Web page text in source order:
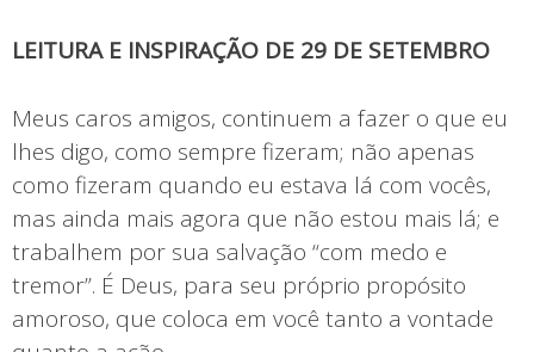
LEITURA E INSPIRAÇÃO DE 29 DE SETEMBRO
Meus caros amigos, continuem a fazer o que eu
lhes digo, como sempre fizeram; não apenas
como fizeram quando eu estava lá com vocês,
mas ainda mais agora que não estou mais lá; e
trabalhem por sua salvação “com medo e
tremor”. É Deus, para seu próprio propósito
amoroso, que coloca em você tanto a vontade